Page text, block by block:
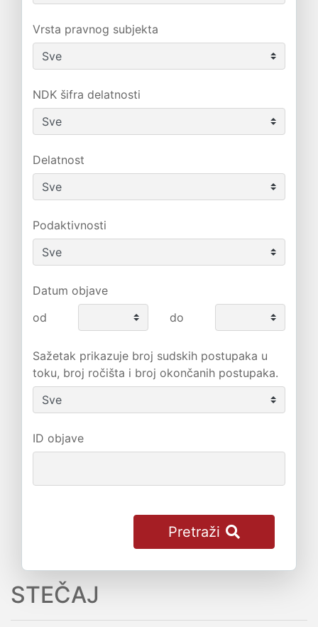
Vrsta pravnog subjekta
NDK šifra delatnosti
Delatnost
Podaktivnosti
Datum objave
od
do
Sažetak prikazuje broj sudskih postupaka u
toku, broj ročišta i broj okončanih postupaka.
ID objave
Pretraži
STEČAJ